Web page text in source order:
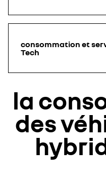
consommation et
Tech
la
des